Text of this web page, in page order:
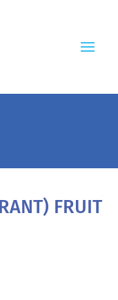
FRUIT